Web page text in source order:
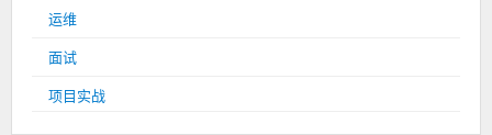
运维
面试
项目实战